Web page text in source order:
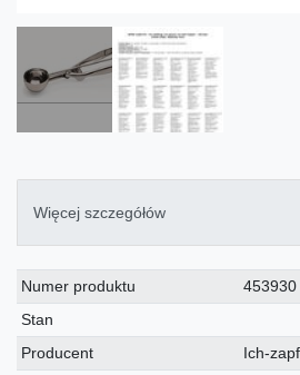
Więcej szczegółów
Charakterystyka
techniczna
Wartość
Numer produktu
453930
Stan
Producent
Ich-